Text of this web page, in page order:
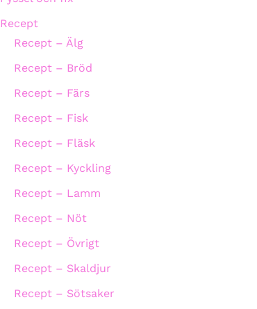
Recept
Recept – Älg
Recept – Bröd
Recept – Färs
Recept – Fisk
Recept – Fläsk
Recept – Kyckling
Recept – Lamm
Recept – Nöt
Recept – Övrigt
Recept – Skaldjur
Recept – Sötsaker